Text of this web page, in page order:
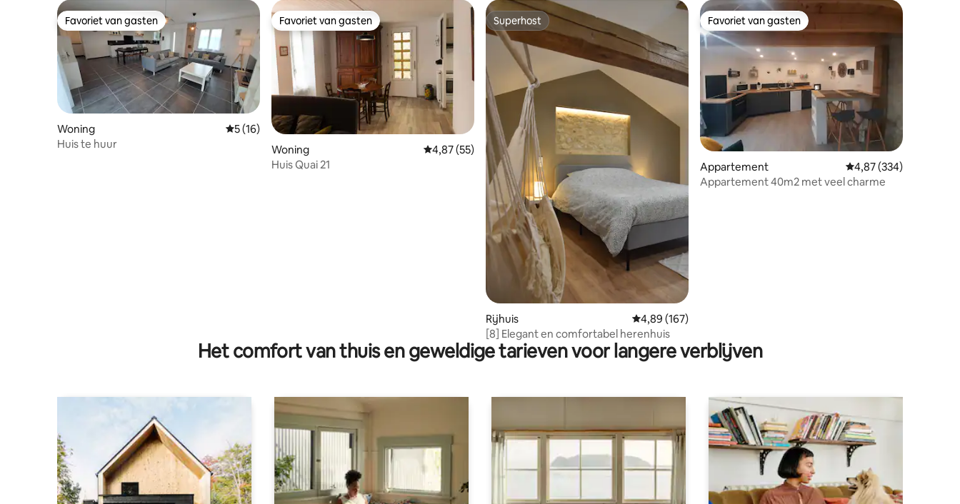
Favoriet van gasten
Favoriet van gasten
Woning Gemiddelde beoordeling van 5 op 5, 16 recensies
5 (16)
Huis te huur
Favoriet van gasten
Favoriet van gasten
Woning Gemiddelde beoordeling van 4,87 op 5, 55 recensies
4,87 (55)
Huis Quai 21
Superhost
Superhost
Rijhuis Gemiddelde beoordeling van 4,89 op 5, 167 recensies
4,89 (167)
[8] Elegant en comfortabel herenhuis
Favoriet van gasten
Favoriet van gasten
Appartement Gemiddelde
4,87 (334)
Appartement 40m2 met veel charme
Het comfort van thuis en geweldige tarieven voor langere verblijven